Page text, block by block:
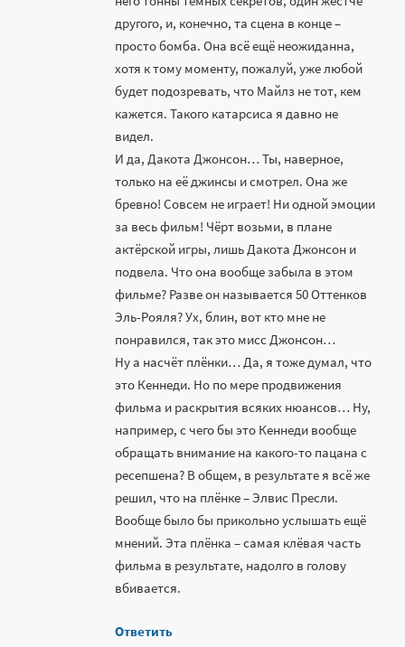
другого, и, конечно, та сцена в конце –
просто бомба. Она всё ещё неожиданна,
хотя к тому моменту, пожалуй, уже любой
будет подозревать, что Майлз не тот, кем
кажется. Такого катарсиса я давно не
видел.
И да, Дакота Джонсон… Ты, наверное,
только на её джинсы и смотрел. Она же
бревно! Совсем не играет! Ни одной эмоции
за весь фильм! Чёрт возьми, в плане
актёрской игры, лишь Дакота Джонсон и
подвела. Что она вообще забыла в этом
фильме? Разве он называется 50 Оттенков
Эль-Рояля? Ух, блин, вот кто мне не
понравился, так это мисс Джонсон…
Ну а насчёт плёнки… Да, я тоже думал, что
это Кеннеди. Но по мере продвижения
фильма и раскрытия всяких нюансов… Ну,
например, с чего бы это Кеннеди вообще
обращать внимание на какого-то пацана с
ресепшена? В общем, в результате я всё же
решил, что на плёнке – Элвис Пресли.
Вообще было бы прикольно услышать ещё
мнений. Эта плёнка – самая клёвая часть
фильма в результате, надолго в голову
вбивается.
Ответить